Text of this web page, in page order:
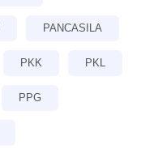
PANCASILA
PKK PKL
PPG